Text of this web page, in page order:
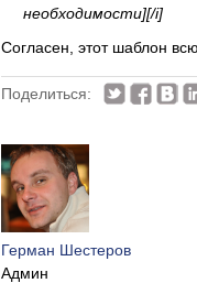
необходимости][/i]
Согласен, этот шаблон
Поделиться:
Герман Шестеров
Админ